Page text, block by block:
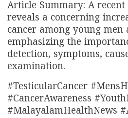
Article Summary: A
reveals a concerning
cancer among young men
emphasizing the
detection, symptoms,
examination.
#TesticularCancer
#CancerAwareness
#MalayalamHealthNews